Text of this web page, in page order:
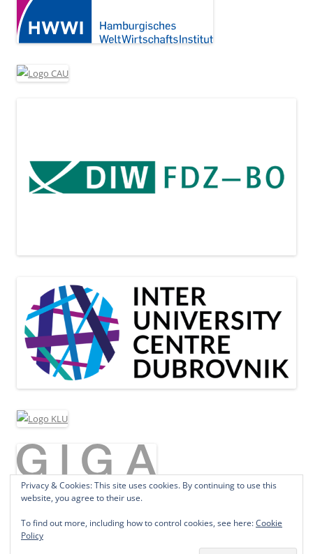
Privacy & Cookies: This site uses cookies. By continuing to use this
website, you agree to their use.
To find out more, including how to control cookies, see here:Cookie
Policy